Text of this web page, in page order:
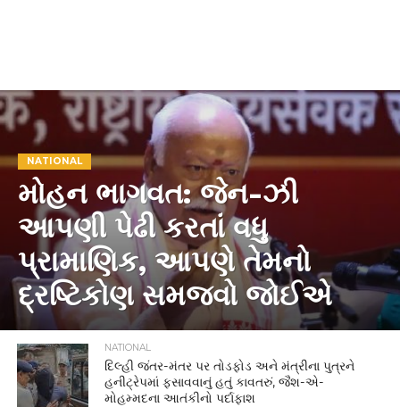
NATIONAL
મોહન ભાગવત: જેન-ઝી
આપણી પેઢી કરતાં વધુ
પ્રામાણિક, આપણે તેમનો
દ્રષ્ટિકોણ સમજવો જોઈએ
NATIONAL
દિલ્હી જંતર-મંતર પર તોડફોડ અને મંત્રીના પુત્રને
હનીટ્રેપમાં ફસાવવાનું હતું કાવતરું, જૈશ-એ-
મોહમ્મદના આતંકીનો પર્દાફાશ